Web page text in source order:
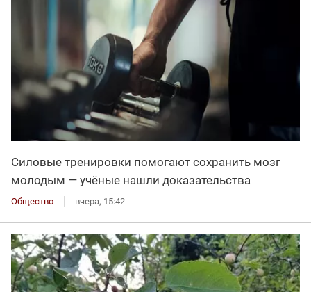
Силовые тренировки помогают сохранить мозг
молодым — учёные нашли доказательства
Общество вчера, 15:42